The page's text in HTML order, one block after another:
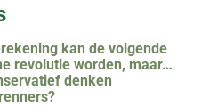
kan de volgende
revolutie worden, maar…
denken